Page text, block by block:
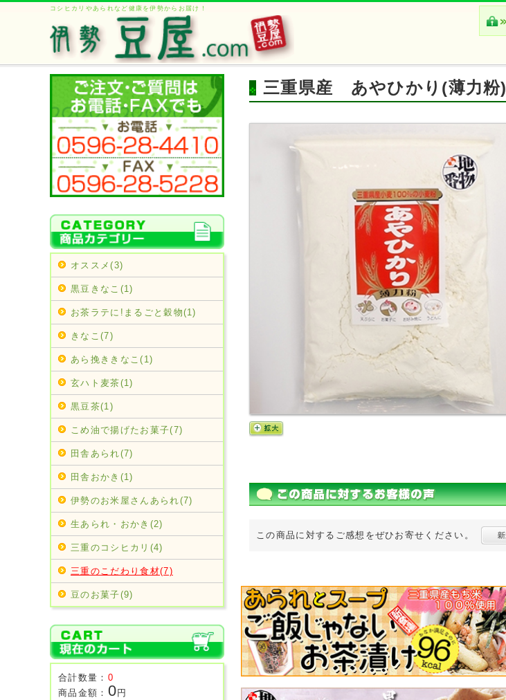
コシヒカリやあられなど健康を伊勢からお届け！
オススメ(3)
黒豆きなこ(1)
お茶ラテに!まるごと穀物(1)
きなこ(7)
あら挽ききなこ(1)
玄ハト麦茶(1)
黒豆茶(1)
こめ油で揚げたお菓子(7)
田舎あられ(7)
田舎おかき(1)
伊勢のお米屋さんあられ(7)
生あられ・おかき(2)
三重のコシヒカリ(4)
三重のこだわり食材(7)
豆のお菓子(9)
合計数量： 0
商品金額： 0 円
三重県産 あやひかり(薄力粉)
この商品に対するご感想をぜひお寄せください。